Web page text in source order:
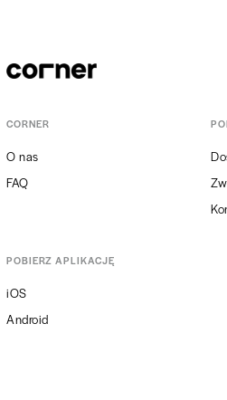
CORNER
O nas
FAQ
POBIERZ APLIKACJĘ
iOS
Android